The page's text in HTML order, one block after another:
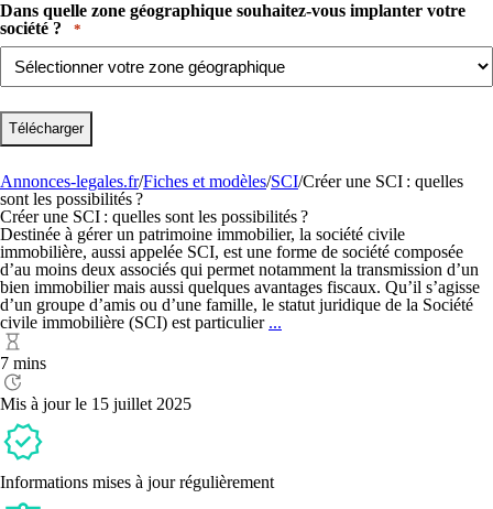
Dans quelle zone géographique souhaitez-vous implanter votre
société ? ​ ​
*
Annonces-legales.fr/Fiches et modèles/SCI/Créer une SCI : quelles
sont les possibilités ?
Créer une SCI : quelles sont les possibilités ?
Destinée à gérer un patrimoine immobilier, la société civile
immobilière, aussi appelée SCI, est une forme de société composée
d’au moins deux associés qui permet notamment la transmission d’un
bien immobilier mais aussi quelques avantages fiscaux. Qu’il s’agisse
d’un groupe d’amis ou d’une famille, le statut juridique de la Société
civile immobilière (SCI) est particulier ...
7 mins
Mis à jour le 15 juillet 2025
Informations mises à jour régulièrement